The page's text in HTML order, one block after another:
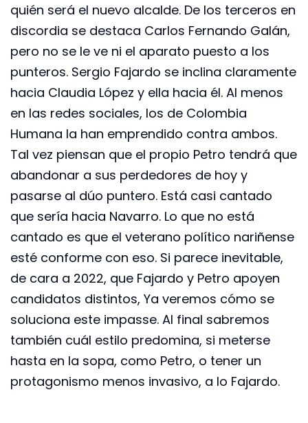
quién será el nuevo alcalde. De los terceros en
discordia se destaca Carlos Fernando Galán,
pero no se le ve ni el aparato puesto a los
punteros. Sergio Fajardo se inclina claramente
hacia Claudia López y ella hacia él. Al menos
en las redes sociales, los de Colombia
Humana la han emprendido contra ambos.
Tal vez piensan que el propio Petro tendrá que
abandonar a sus perdedores de hoy y
pasarse al dúo puntero. Está casi cantado
que sería hacia Navarro. Lo que no está
cantado es que el veterano político nariñense
esté conforme con eso. Si parece inevitable,
de cara a 2022, que Fajardo y Petro apoyen
candidatos distintos, Ya veremos cómo se
soluciona este impasse. Al final sabremos
también cuál estilo predomina, si meterse
hasta en la sopa, como Petro, o tener un
protagonismo menos invasivo, a lo Fajardo.